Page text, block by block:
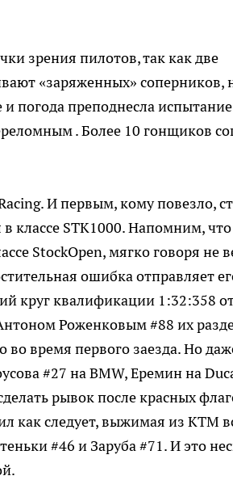
зрения пилотов, так как две
«заряженных» соперников,
погода преподнесла
. Более 10 гонщиков
И первым, кому повезло,
классе STK1000. Напомним, что
StockOpen, мягко говоря не
ошибка отправляет
круг квалификации 1:32:358
Роженковым #88 их
время первого заезда. Но
#27 на BMW, Еремин на
рывок после красных
как следует, выжимая из КТМ
#46 и Заруба #71. И это